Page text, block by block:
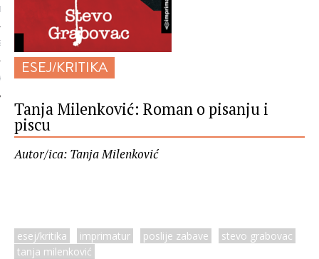
ESEJ/KRITIKA
Tanja Milenković: Roman o pisanju i
piscu
Autor/ica: Tanja Milenković
esej/kritika imprimatur poslije zabave
stevo grabovac
tanja milenković